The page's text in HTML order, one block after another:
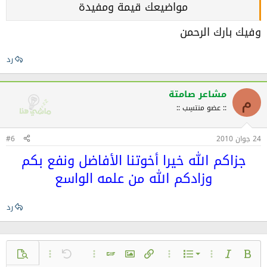
[الْمَصْدَرُ]
الإسلام سؤال وجواب
مواضيعك قيمة ومفيدة
وفيك بارك الرحمن
رد
م مشاعر صامتة
:: عضو منتسِب ::
24 جوان 2010 #6
جزاكم الله خيرا أخوتنا الأفاضل ونفع بكم
وزادكم الله من علمه الواسع
رد
عريض مائل خيارات إضافية...
القائمةقائمة بتعداد رقمي
خيارات إضافية...
إضافة رابطإضافة صورةإضافة صورة متحركة GIF
خيارات إضافية...
تراجع خياراتمعاينة